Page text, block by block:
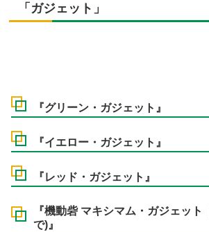
「ガジェット」
『グリーン・ガジェット』
『イエロー・ガジェット』
『レッド・ガジェット』
『機動砦 マキシマム・ガジェット
で)』